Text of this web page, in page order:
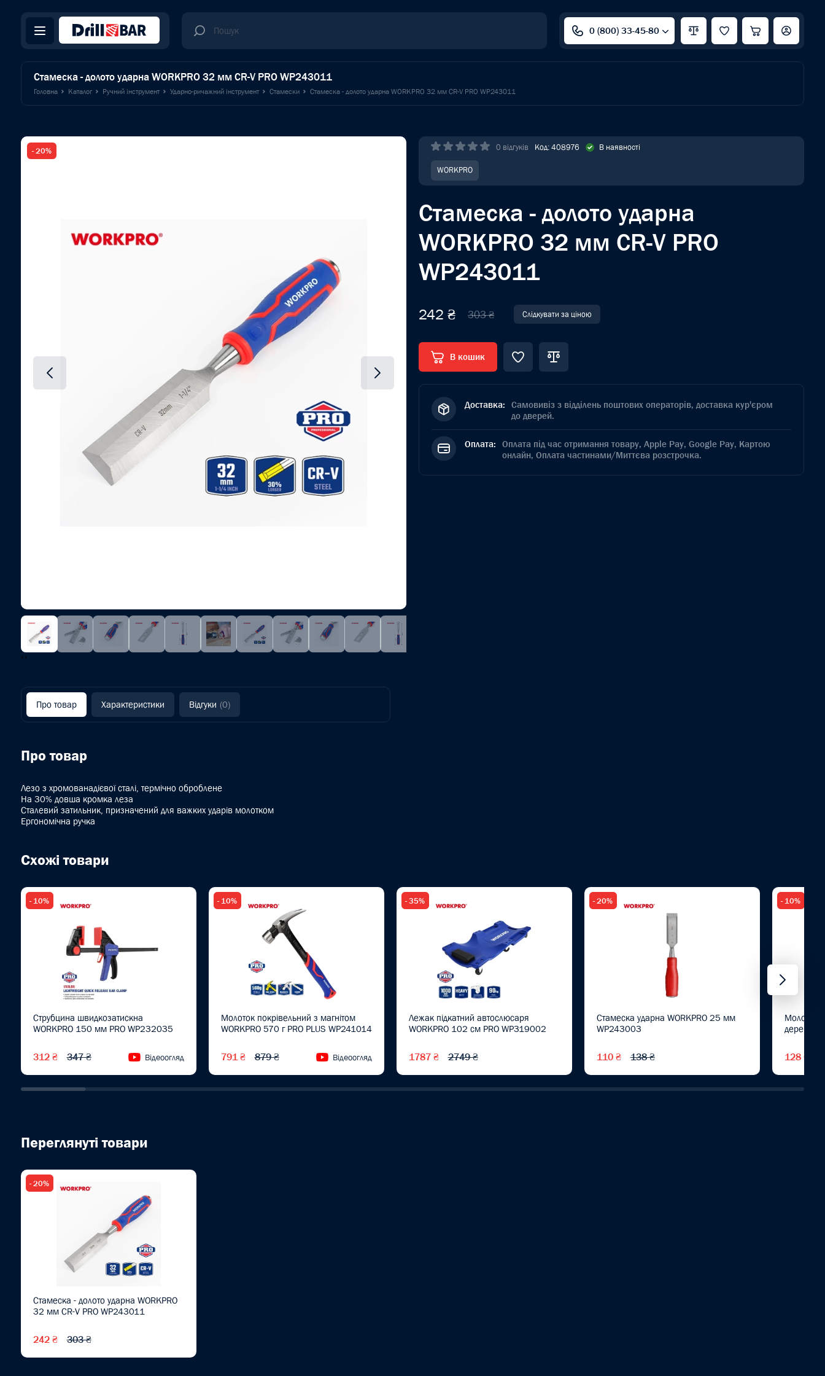
0 (800) 33-45-80
Стамеска - долото ударна WORKPRO 32 мм CR-V PRO WP243011
Головна Каталог Ручний інструмент Ударно-ричажний інструмент Стамески Стамеска - долото ударна WORKPRO 32 мм CR-V PRO WP243011
- 20%
‹›
0 відгуків Код: 408976 В наявності
WORKPRO
Стамеска - долото ударна
WORKPRO 32 мм CR-V PRO
WP243011
242 ₴ 303 ₴ Слідкувати за ціною
В кошик
Доставка: Самовивіз з відділень поштових операторів, доставка кур'єром
до дверей.
Оплата: Оплата під час отримання товару, Apple Pay, Google Pay, Картою
онлайн, Оплата частинами/Миттєва розстрочка.
Про товар Характеристики Відгуки (0)
Про товар
Лезо з хромованадієвої сталі, термічно оброблене
На 30% довша кромка леза
Сталевий затильник, призначений для важких ударів молотком
Ергономічна ручка
Схожі товари
- 10%
Струбцина швидкозатискна
WORKPRO 150 мм PRO WP232035
312 ₴ 347 ₴ Відеоогляд
- 10%
Молоток покрівельний з магнітом
WORKPRO 570 г PRO PLUS WP241014
791 ₴ 879 ₴ Відеоогляд
- 35%
Лежак підкатний автослюсаря
WORKPRO 102 см PRO WP319002
1787 ₴ 2749 ₴
- 20%
Стамеска ударна WORKPRO 25 мм
WP243003
110 ₴ 138 ₴
- 10%
Молоток
128 ₴
Переглянуті товари
- 20%
Стамеска - долото ударна WORKPRO
32 мм CR-V PRO WP243011
242 ₴ 303 ₴